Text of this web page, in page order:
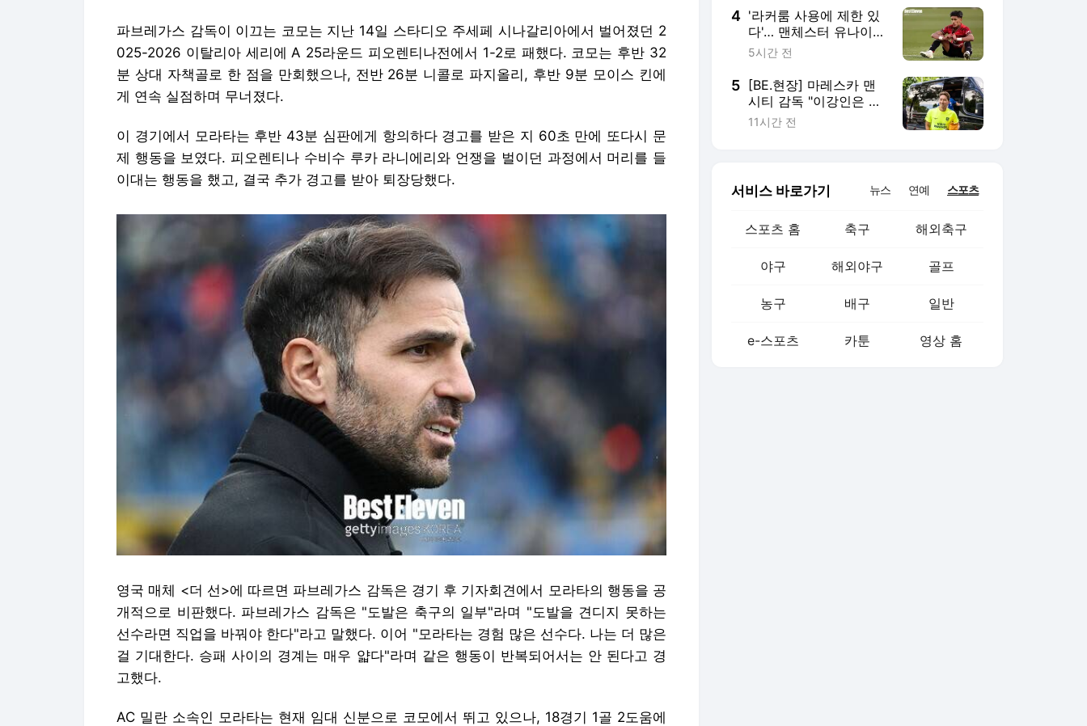
파브레가스 감독이 이끄는 코모는 지난 14일 스타디오 주세페 시나갈리아에서 벌어졌던 2
025-2026 이탈리아 세리에 A 25라운드 피오렌티나전에서 1-2로 패했다. 코모는 후반 32
분 상대 자책골로 한 점을 만회했으나, 전반 26분 니콜로 파지올리, 후반 9분 모이스 킨에
게 연속 실점하며 무너졌다.
이 경기에서 모라타는 후반 43분 심판에게 항의하다 경고를 받은 지 60초 만에 또다시 문
제 행동을 보였다. 피오렌티나 수비수 루카 라니에리와 언쟁을 벌이던 과정에서 머리를 들
이대는 행동을 했고, 결국 추가 경고를 받아 퇴장당했다.
영국 매체 <더 선>에 따르면 파브레가스 감독은 경기 후 기자회견에서 모라타의 행동을 공
개적으로 비판했다. 파브레가스 감독은 "도발은 축구의 일부"라며 "도발을 견디지 못하는
선수라면 직업을 바꿔야 한다"라고 말했다. 이어 "모라타는 경험 많은 선수다. 나는 더 많은
걸 기대한다. 승패 사이의 경계는 매우 얇다"라며 같은 행동이 반복되어서는 안 된다고 경
고했다.
AC 밀란 소속인 모라타는 현재 임대 신분으로 코모에서 뛰고 있으나, 18경기 1골 2도움에
4 '라커룸 사용에 제한 있
다'… 맨체스터 유나이티
드 최고 유망주 JJ 가브
료와 분리
5시간 전
5
[BE.현장] 마레스카 맨
시티 감독 "이강인은 훌
륭한 선수...아틀레티코
11시간 전
서비스 바로가기 뉴스 연예 스포츠
스포츠 홈 축구 해외축구
야구 해외야구 골프
농구 배구 일반
e-스포츠 카툰 영상 홈